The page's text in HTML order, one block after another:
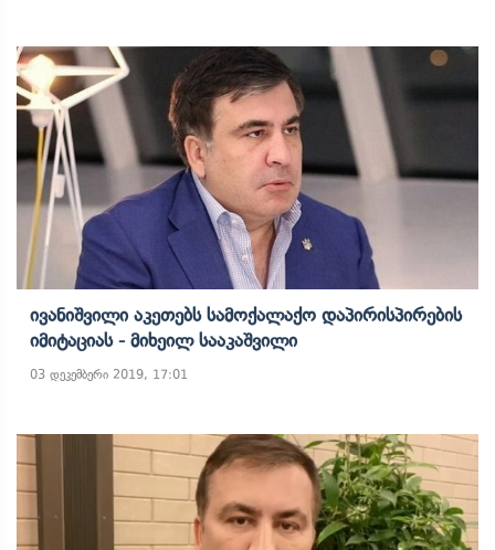
Ივანიშვილი Აკეთებს Სამოქალაქო Დაპირისპირების
Იმიტაციას - Მიხეილ Სააკაშვილი
03 დეკემბერი 2019, 17:01